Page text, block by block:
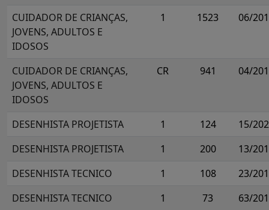
CUIDADOR DE CRIANÇAS,
JOVENS, ADULTOS E
IDOSOS
1 1523 06/
CUIDADOR DE CRIANÇAS,
JOVENS, ADULTOS E
IDOSOS
CR 941 04/
DESENHISTA PROJETISTA 1 124
15/
DESENHISTA PROJETISTA
1 200
13/
DESENHISTA TECNICO
1 108
23/
DESENHISTA TECNICO
1 73 63/